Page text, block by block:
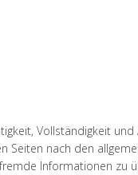
Vollständigkeit
nach den
Informationen zu